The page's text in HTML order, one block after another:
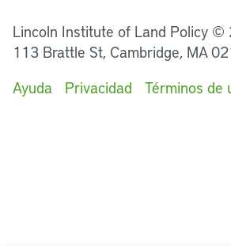
Lincoln Institute of Land Policy ©
113 Brattle St, Cambridge, MA
Ayuda
Privacidad Términos de